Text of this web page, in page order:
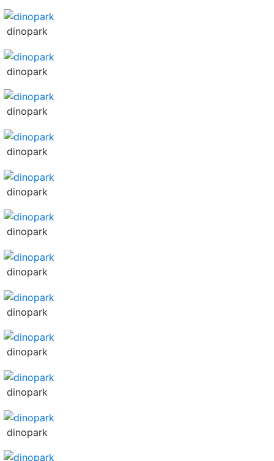
dinopark
dinopark
dinopark
dinopark
dinopark
dinopark
dinopark
dinopark
dinopark
dinopark
dinopark